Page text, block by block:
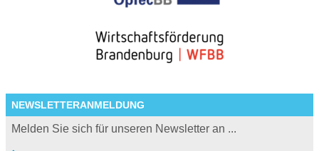
NEWSLETTERANMELDUNG
Melden Sie sich für unseren Newsletter an ...